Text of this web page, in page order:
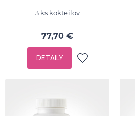
3 ks kokteilov
77,70 €
DETAILY